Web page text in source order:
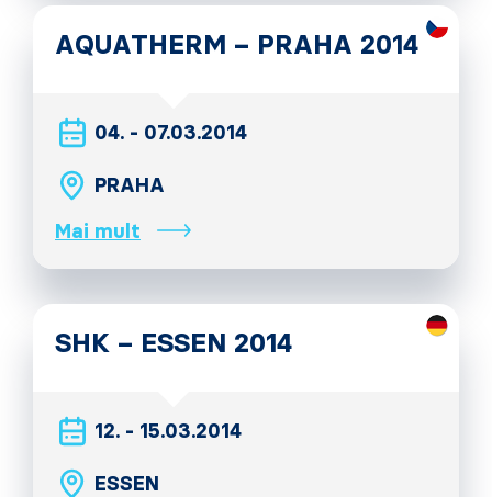
AQUATHERM – PRAHA 2014
04. - 07.03.2014
PRAHA
Mai mult
SHK – ESSEN 2014
12. - 15.03.2014
ESSEN